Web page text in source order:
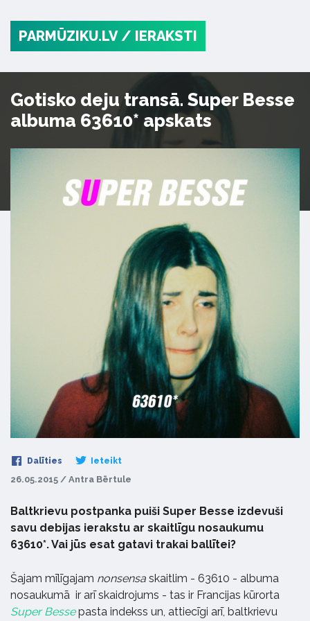
PARMŪZIKU.LV / IERAKSTI
Gotisko deju transā. Super Besse
albuma 63610* apskats
Dalīties Ieteikt
26.05.2015 / Antra Bērtule
Baltkrievu postpanka puiši Super Besse izdevuši
savu debijas ierakstu ar skaitlīgu nosaukumu
63610*. Vai jūs esat gatavi trakai ballītei?
Šajam mīlīgajam nonsensa skaitlim - 63610 - albuma
nosaukumā ir arī skaidrojums - tas ir Francijas kūrorta
Super Bessepasta indekss un, attiecīgi arī, baltkrievu